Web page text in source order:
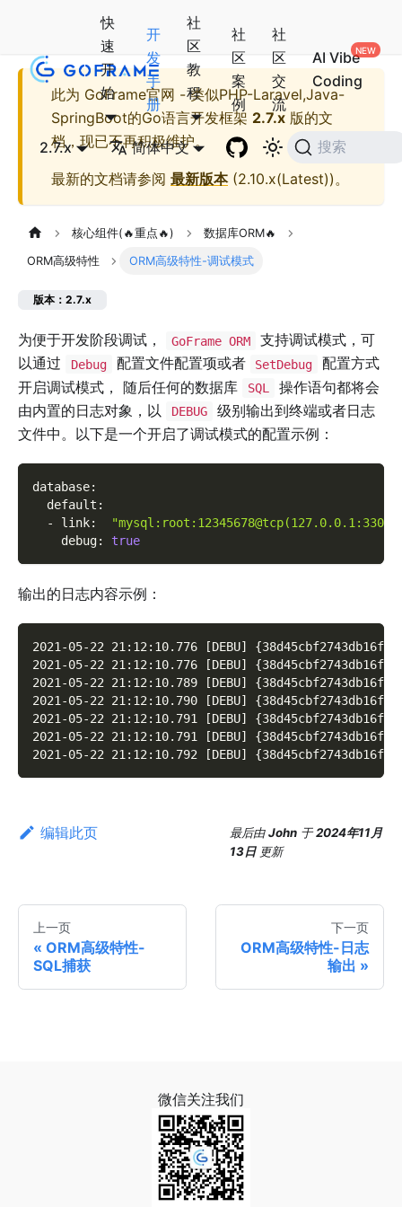
快
速
开
始
开
发
手
册
社
区
教
程
社
区
案
例
社
区
交
流
AI Vibe
Coding
2.7.x 简体中文 搜索
此为 GoFrame官网 - 类似PHP-Laravel,Java-
SpringBoot的Go语言开发框架 2.7.x 版的文
档，现已不再积极维护。
最新的文档请参阅 最新版本(2.10.x(Latest))。
核心组件(🔥重点🔥) 数据库ORM🔥
ORM高级特性 ORM高级特性-调试模式
版本：2.7.x
为便于开发阶段调试， GoFrame ORM
支持调试模式，可
以通过
Debug 配置文件配置项或者 SetDebug
配置方式
开启调试模式， 随后任何的数据库
SQL
操作语句都将会
由内置的日志对象，以
DEBUG
级别输出到终端或者日志
文件中。以下是一个开启了调试模式的配置示例：
database:
default :
-
link:
debug: true
输出的日志内容示例：
2021-05-22 21:12:10.776 [DEBU]
2021-05-22 21:12:10.776 [DEBU]
2021-05-22 21:12:10.789 [DEBU]
2021-05-22 21:12:10.790 [DEBU]
2021-05-22 21:12:10.791 [DEBU]
2021-05-22 21:12:10.791 [DEBU]
2021-05-22 21:12:10.792 [DEBU]
编辑此页 最后由John 于2024年11月
13日 更新
上一页
ORM高级特性-
SQL捕获
下一页
ORM高级特性-日志
输出
微信关注我们